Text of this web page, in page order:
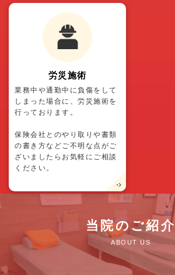
労災施術
業務中や通勤中に負傷をして
しまった場合に、労災施術を
行っております。
保険会社とのやり取りや書類
の書き方などご不明な点がご
ざいましたらお気軽にご相談
ください。
当院のご紹介
ABOUT US